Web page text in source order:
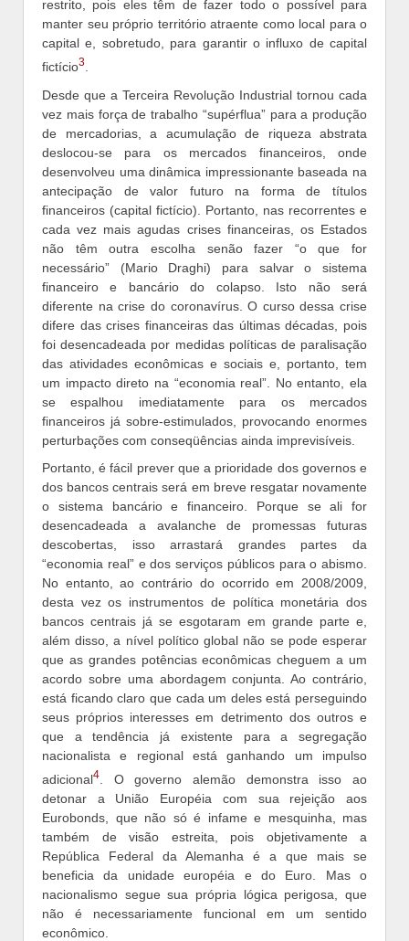
restrito, pois eles têm de fazer todo o possível para
manter seu próprio território atraente como local para o
capital e, sobretudo, para garantir o influxo de capital
fictício3
Desde que a Terceira Revolução Industrial tornou cada
vez mais força de trabalho “supérflua” para a produção
de mercadorias, a acumulação de riqueza abstrata
deslocou-se para os mercados financeiros, onde
desenvolveu uma dinâmica impressionante baseada na
antecipação de valor futuro na forma de títulos
financeiros (capital fictício). Portanto, nas recorrentes e
cada vez mais agudas crises financeiras, os Estados
não têm outra escolha senão fazer “o que for
necessário” (Mario Draghi) para salvar o sistema
financeiro e bancário do colapso. Isto não será
diferente na crise do coronavírus. O curso dessa crise
difere das crises financeiras das últimas décadas, pois
foi desencadeada por medidas políticas de paralisação
das atividades econômicas e sociais e, portanto, tem
um impacto direto na “economia real”. No entanto, ela
se espalhou imediatamente para os mercados
financeiros já sobre-estimulados, provocando enormes
perturbações com conseqüências ainda imprevisíveis.
Portanto, é fácil prever que a prioridade dos governos e
dos bancos centrais será em breve resgatar novamente
o sistema bancário e financeiro. Porque se ali for
desencadeada a avalanche de promessas futuras
descobertas, isso arrastará grandes partes da
“economia real” e dos serviços públicos para o abismo.
No entanto, ao contrário do ocorrido em 2008/2009,
desta vez os instrumentos de política monetária dos
bancos centrais já se esgotaram em grande parte e,
além disso, a nível político global não se pode esperar
que as grandes potências econômicas cheguem a um
acordo sobre uma abordagem conjunta. Ao contrário,
está ficando claro que cada um deles está perseguindo
seus próprios interesses em detrimento dos outros e
que a tendência já existente para a segregação
nacionalista e regional está ganhando um impulso
adicional4 . O governo alemão demonstra isso ao
detonar a União Européia com sua rejeição aos
Eurobonds, que não só é infame e mesquinha, mas
também de visão estreita, pois objetivamente a
República Federal da Alemanha é a que mais se
beneficia da unidade européia e do Euro. Mas o
nacionalismo segue sua própria lógica perigosa, que
não é necessariamente funcional em um sentido
econômico.